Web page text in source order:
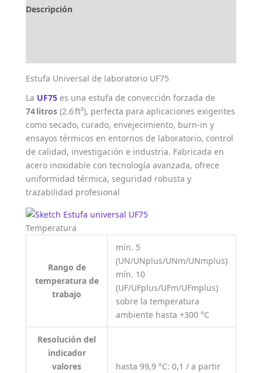
Descripción
Estufa Universal de laboratorio UF75
La UF75 es una estufa de convección forzada de
74 litros (2.6 ft³), perfecta para aplicaciones exigentes
como secado, curado, envejecimiento, burn‑in y
ensayos térmicos en entornos de laboratorio, control
de calidad, investigación e industria. Fabricada en
acero inoxidable con tecnología avanzada, ofrece
uniformidad térmica, seguridad robusta y
trazabilidad profesional
Temperatura
Rango de
temperatura de
trabajo
mín. 5
(UN/UNplus/UNm/UNmplus)
mín. 10
(UF/UFplus/UFm/UFmplus)
sobre la temperatura
ambiente hasta +300 °C
Resolución del
indicador
valores
hasta 99,9 °C: 0,1 / a partir